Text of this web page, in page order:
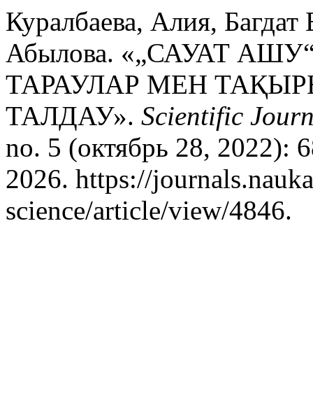
Куралбаева, Алия,
Абылова. «„САУАТ
ТАРАУЛАР МЕН
ТАЛДАУ». Scientific
no. 5 (октябрь 28, 2022):
2026. https://
science/article/view/4846.